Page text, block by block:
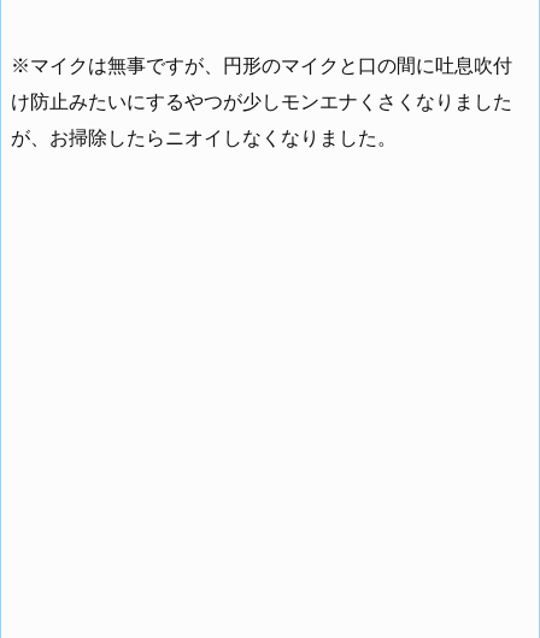
※マイクは無事ですが、円形のマイクと口の間に吐息吹付
け防止みたいにするやつが少しモンエナくさくなりました
が、お掃除したらニオイしなくなりました。